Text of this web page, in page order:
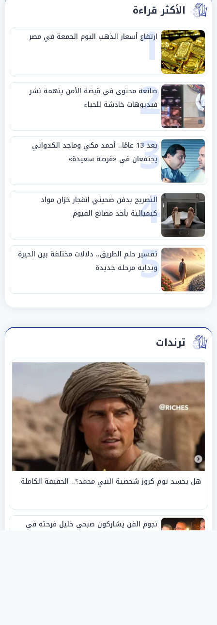
الأكثر قراءة
1
ارتفاع أسعار الذهب اليوم الجمعة في مصر
2
صانعة محتوى في قبضة الأمن بتهمة نشر
فيديوهات خادشة للحياء
3 بعد 13 عامًا.. أحمد مكي وماجد الكدواني
يجتمعان في «فرصة سعيدة»
4
التصريح بدفن ضحيتي انفجار خزان مواد
كيميائية بأحد مصانع الفيوم
5
تفسير حلم الطريق.. دلالات مختلفة بين الحيرة
وبداية مرحلة جديدة
ترندات
هل يجسد توم كروز شخصية النبي محمد؟.. الحقيقة الكاملة
نجوم الفن يشاركون صبحي خليل فرحته في